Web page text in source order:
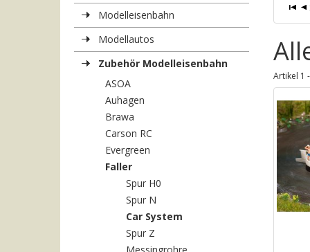
Modelleisenbahn
Modellautos
Zubehör Modelleisenbahn
ASOA
Auhagen
Brawa
Carson RC
Evergreen
Faller
Spur H0
Spur N
Car System
Spur Z
Artikel 1